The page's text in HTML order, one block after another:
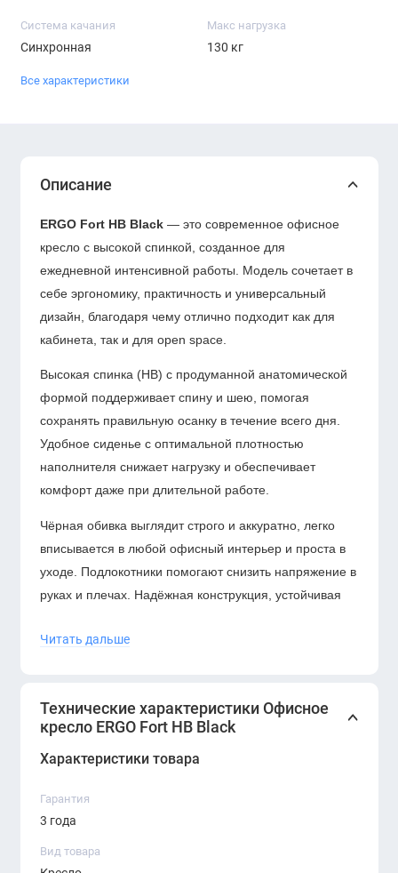
Система качания
Синхронная
Макс нагрузка
130 кг
Все характеристики
Описание
ERGO Fort HB Black — это современное офисное
кресло с высокой спинкой, созданное для
ежедневной интенсивной работы. Модель сочетает в
себе эргономику, практичность и универсальный
дизайн, благодаря чему отлично подходит как для
кабинета, так и для open space.
Высокая спинка (HB) с продуманной анатомической
формой поддерживает спину и шею, помогая
сохранять правильную осанку в течение всего дня.
Удобное сиденье с оптимальной плотностью
наполнителя снижает нагрузку и обеспечивает
комфорт даже при длительной работе.
Чёрная обивка выглядит строго и аккуратно, легко
вписывается в любой офисный интерьер и проста в
уходе. Подлокотники помогают снизить напряжение в
руках и плечах. Надёжная конструкция, устойчивая
стабильность и мобильность.
настроить кресло под индивидуальные предпочтения
пользователя.
Читать дальше
Технические характеристики Офисное
кресло ERGO Fort HB Black
Характеристики товара
Гарантия
3 года
Вид товара